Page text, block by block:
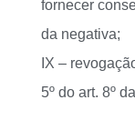
fornecer
da negativa;
IX –
5º do art. 8º